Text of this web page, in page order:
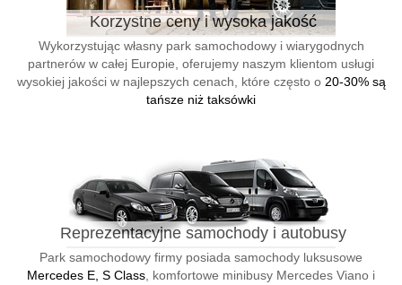
Korzystne ceny i wysoka jakość
Wykorzystując własny park samochodowy i wiarygodnych
partnerów w całej Europie, oferujemy naszym klientom usługi
wysokiej jakości w najlepszych cenach, które często o 20-30% są
tańsze niż taksówki
Reprezentacyjne samochody i autobusy
Park samochodowy firmy posiada samochody luksusowe
Mercedes E, S Class , komfortowe minibusy Mercedes Viano i